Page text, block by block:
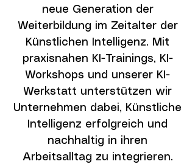
neue Generation der
Weiterbildung im Zeitalter der
Künstlichen Intelligenz. Mit
praxisnahen KI-Trainings, KI-
Workshops und unserer KI-
Werkstatt unterstützen wir
Unternehmen dabei, Künstliche
Intelligenz erfolgreich und
nachhaltig in ihren
Arbeitsalltag zu integrieren.